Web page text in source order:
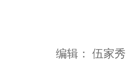
编辑： 伍家秀